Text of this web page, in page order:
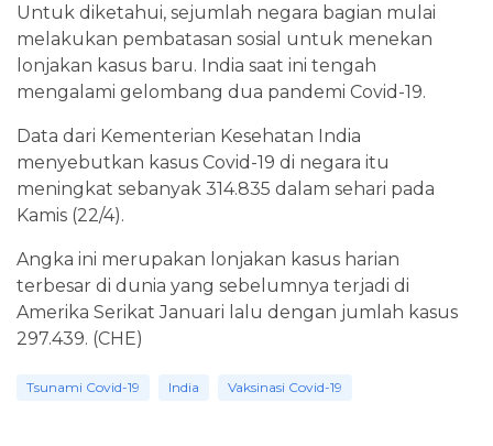
Untuk diketahui, sejumlah negara bagian mulai
melakukan pembatasan sosial untuk menekan
lonjakan kasus baru. India saat ini tengah
mengalami gelombang dua pandemi Covid-19.
Data dari Kementerian Kesehatan India
menyebutkan kasus Covid-19 di negara itu
meningkat sebanyak 314.835 dalam sehari pada
Kamis (22/4).
Angka ini merupakan lonjakan kasus harian
terbesar di dunia yang sebelumnya terjadi di
Amerika Serikat Januari lalu dengan jumlah kasus
297.439. (CHE)
Tsunami Covid-19 India Vaksinasi Covid-19